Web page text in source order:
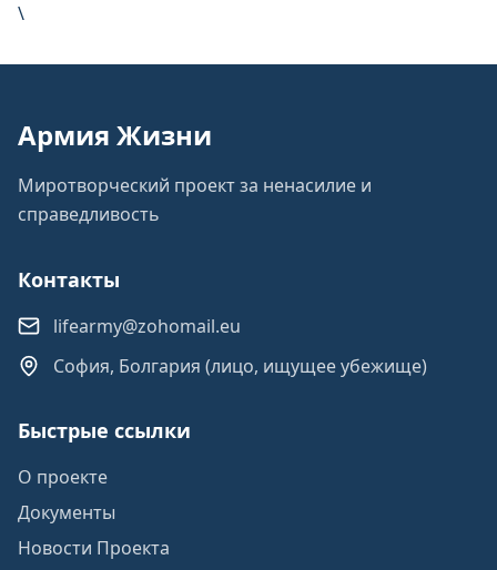
\
Армия Жизни
Миротворческий проект за ненасилие и
справедливость
Контакты
lifearmy@zohomail.eu
София, Болгария (лицо, ищущее убежище)
Быстрые ссылки
О проекте
Документы
Новости Проекта